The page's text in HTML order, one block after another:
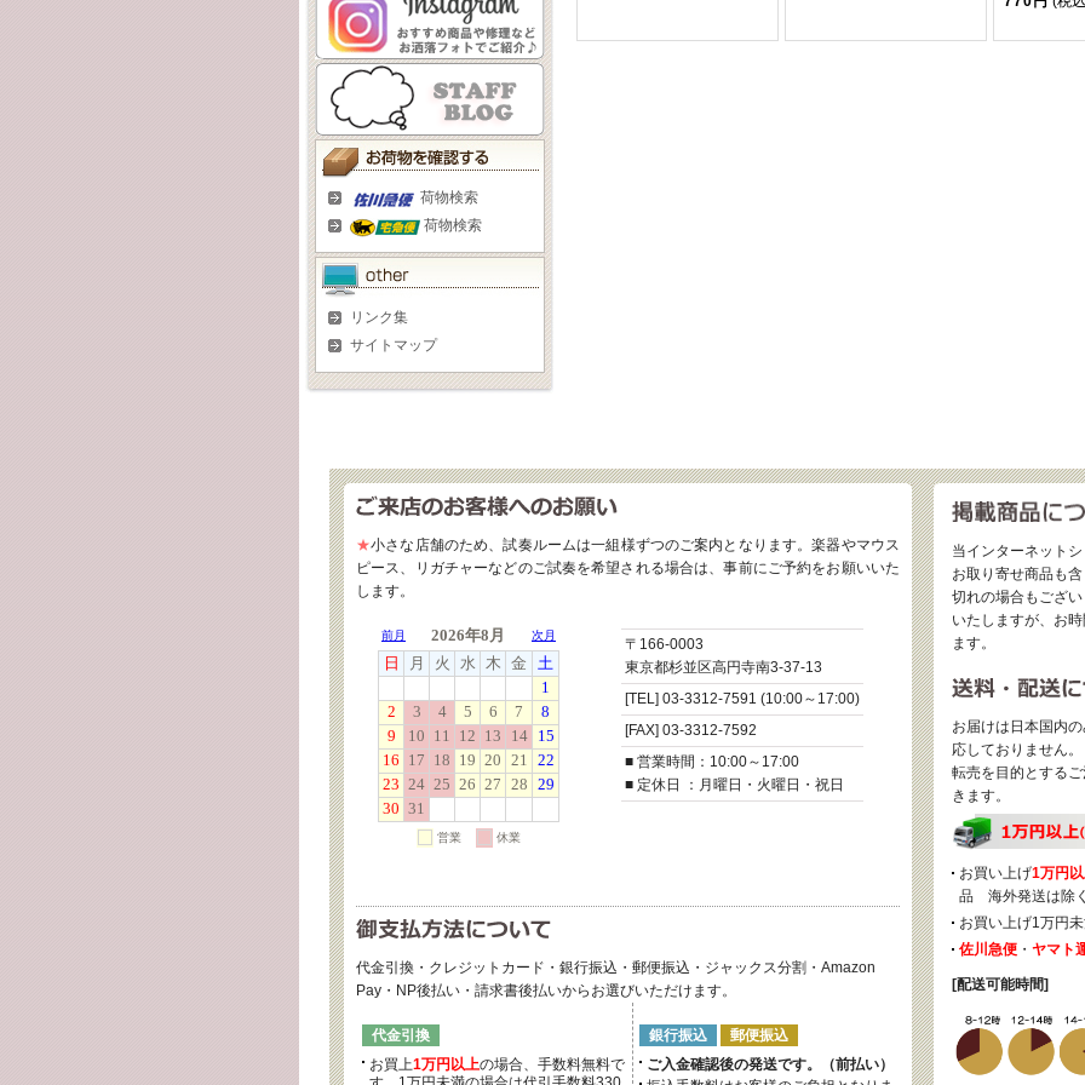
荷物検索
荷物検索
リンク集
サイトマップ
★小さな店舗のため、試奏ルームは一組様ずつのご案内となります。楽器やマウス
ピース、リガチャーなどのご試奏を希望される場合は、事前にご予約をお願いいた
します。
〒166-0003
東京都杉並区高円寺南3-37-13
[TEL] 03-3312-7591 (10:00～17:00)
[FAX] 03-3312-7592
■ 営業時間：10:00～17:00
■ 定休日 ：月曜日・火曜日・祝日
代金引換・クレジットカード・銀行振込・郵便振込・ジャックス分割・Amazon
Pay・NP後払い・請求書後払いからお選びいただけます。
代金引換
お買上1万円以上の場合、手数料無料で
銀行振込
郵便振込
ご入金確認後の発送です。（前払い）
当インターネット
お取り寄せ商品も
切れの場合もござ
いたしますが、お
ます。
お届けは日本国内
応しておりません
転売を目的とする
きます。
お買い上げ1万円
品 海外発送は除
お買い上げ1万円
佐川急便 ・ ヤマト
[配送可能時間]